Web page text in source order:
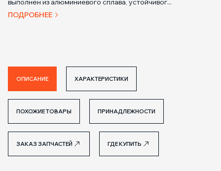
выполнен из алюминиевого сплава, устойчивог...
ПОДРОБНЕЕ
ОПИСАНИЕ ХАРАКТЕРИСТИКИ
ПОХОЖИЕ ТОВАРЫ ПРИНАДЛЕЖНОСТИ
ЗАКАЗ ЗАПЧАСТЕЙ ГДЕ КУПИТЬ